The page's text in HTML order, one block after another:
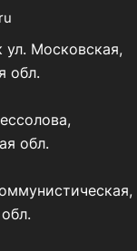
ул. Московская,
обл.
обл.